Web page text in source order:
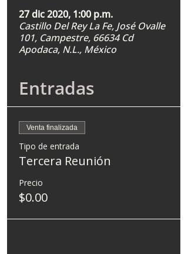
27 dic 2020, 1:00 p.m.
Castillo Del Rey La Fe, José Ovalle
101, Campestre, 66634 Cd
Apodaca, N.L., México
Entradas
Venta finalizada
Tipo de entrada
Tercera Reunión
Precio
$0.00